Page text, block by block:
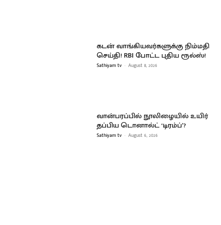
கடன் வாங்கியவர்களுக்கு நிம்மதி
செய்தி! RBI போட்ட புதிய ரூல்ஸ்!
Sathiyam tv - August 8, 2026
வான்பரப்பில் நூலிழையில் உயிர்
தப்பிய டொனால்ட் ‘டிரம்ப்’?
Sathiyam tv - August 6, 2026